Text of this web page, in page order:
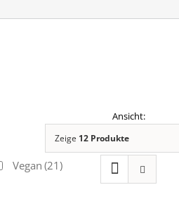
Vegan (21)
Zeige 12 Produkte